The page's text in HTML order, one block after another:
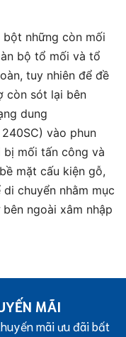
những còn mối
bộ tổ mối và tổ
tuy nhiên để đề
còn sót lại bên
dung
vào phun
mối tấn công và
mặt cấu kiện gỗ,
chuyển nhằm mục
ngoài xâm nhập
MÃI
mãi ưu đãi bất